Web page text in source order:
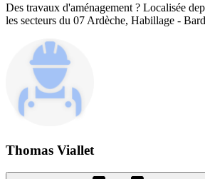
Des travaux d'aménagement ? Localisée
les secteurs du 07 Ardèche, Habillage -
Thomas Viallet